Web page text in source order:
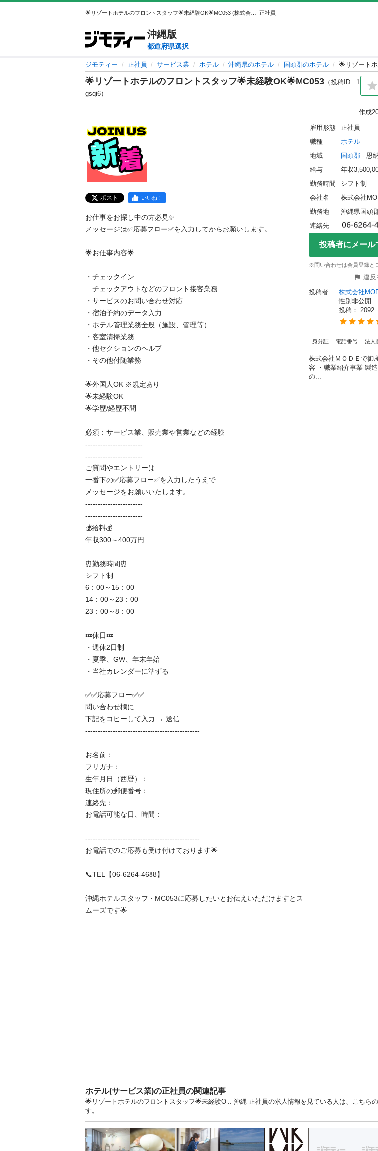
正社員
沖縄版
都道府県選択
ジモティー 正社員 サービス業 ホテル 沖縄県のホテル 国頭郡のホテル 🌟リゾート
🌟リゾートホテルのフロントスタッフ🌟未経験OK🌟MC053 （投稿ID : 1
gsqi6）
作成
ポスト いいね！
お仕事をお探し中の方必見✨
メッセージは✅応募フロー✅を入力してからお願いします。
🌟お仕事内容🌟
・チェックイン
チェックアウトなどのフロント接客業務
・サービスのお問い合わせ対応
・宿泊予約のデータ入力
・ホテル管理業務全般（施設、管理等）
・客室清掃業務
・他セクションのヘルプ
・その他付随業務
🌟外国人OK ※規定あり
🌟未経験OK
🌟学歴/経歴不問
必須：サービス業、販売業や営業などの経験
-----------------------
-----------------------
ご質問やエントリーは
一番下の✅応募フロー✅を入力したうえで
メッセージをお願いいたします。
-----------------------
-----------------------
💰給料💰
年収300～400万円
⏰勤務時間⏰
シフト制
6：00～15：00
14：00～23：00
23：00～8：00
💤休日💤
・週休2日制
・夏季、GW、年末年始
・当社カレンダーに準ずる
✅✅応募フロー✅✅
問い合わせ欄に
下記をコピーして入力 → 送信
----------------------------------------------
お名前：
フリガナ：
生年月日（西暦）：
現住所の郵便番号：
連絡先：
お電話可能な日、時間：
----------------------------------------------
お電話でのご応募も受け付けております🌟
📞TEL【06-6264-4688】
沖縄ホテルスタッフ・MC053に応募したいとお伝えいただけますとス
ムーズです🌟
雇用形態
正社員
職種
ホテル
地域
国頭郡 - 恩
給与
年収
勤務時間
シフト制
会社名
株式会社
勤務地
沖縄県国頭
連絡先
投稿者にメール
※問い合わせは会員登録と
違反
投稿者
株式会社
性別非公開
投稿： 2092
身分証 電話番号 法人
株式会社ＭＯＤＥで御
容 ・職業紹介事業 製
の...
ホテル(サービス業)の正社員の関連記事
🌟リゾートホテルのフロントスタッフ🌟未経験O... 沖縄 正社員の求人情報を見ている人は、こちら
す。